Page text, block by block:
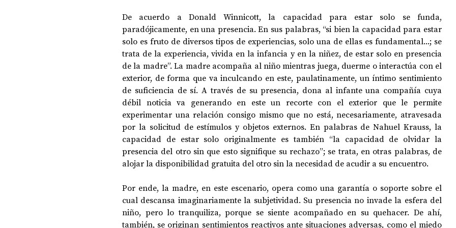
DOSSIER NOCHE DE LAS IDEAS ANTROPOLOGÍA OPINIÓN 50 AÑOS DEL GOLPE
CIENCIA Y TECNOLOGÍA
De acuerdo a Donald Winnicott, la capacidad para estar solo se funda,
paradójicamente, en una presencia. En sus palabras, “si bien la capacidad para estar
solo es fruto de diversos tipos de experiencias, solo una de ellas es fundamental...; se
trata de la experiencia, vivida en la infancia y en la niñez, de estar solo en presencia
de la madre”. La madre acompaña al niño mientras juega, duerme o interactúa con el
exterior, de forma que va inculcando en este, paulatinamente, un íntimo sentimiento
de suficiencia de sí. A través de su presencia, dona al infante una compañía cuya
débil noticia va generando en este un recorte con el exterior que le permite
experimentar una relación consigo mismo que no está, necesariamente, atravesada
por la solicitud de estímulos y objetos externos. En palabras de Nahuel Krauss, la
capacidad de estar solo originalmente es también “la capacidad de olvidar la
presencia del otro sin que esto signifique su rechazo”; se trata, en otras palabras, de
alojar la disponibilidad gratuita del otro sin la necesidad de acudir a su encuentro.
Por ende, la madre, en este escenario, opera como una garantía o soporte sobre el
cual descansa imaginariamente la subjetividad. Su presencia no invade la esfera del
niño, pero lo tranquiliza, porque se siente acompañado en su quehacer. De ahí,
también, se originan sentimientos reactivos ante situaciones adversas, como el miedo